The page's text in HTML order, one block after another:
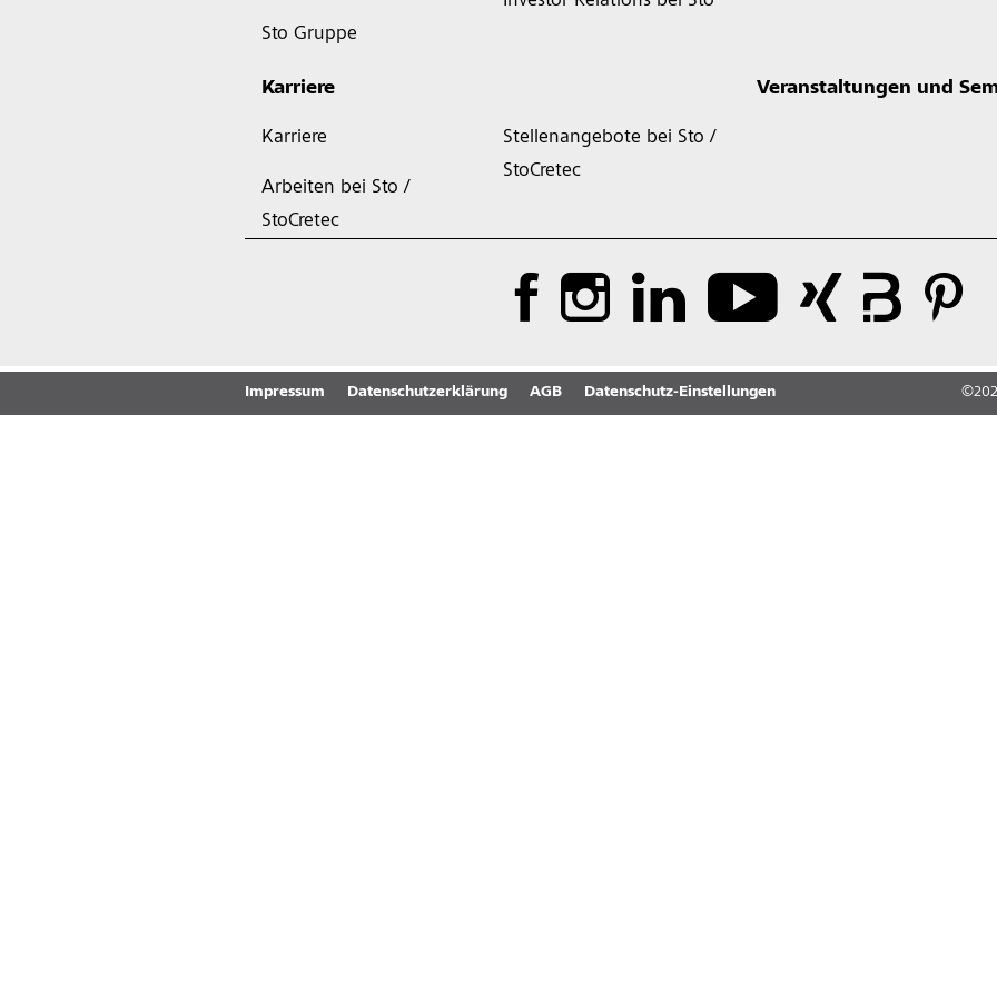
Sto Gruppe
Karriere
Karriere
Arbeiten bei Sto /
StoCretec
Stellenangebote bei Sto /
StoCretec
Veranstaltungen und
Impressum Datenschutzerklärung AGB Datenschutz-Einstellungen ©